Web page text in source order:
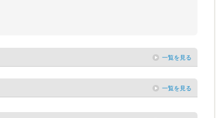
一覧を見る
一覧を見る